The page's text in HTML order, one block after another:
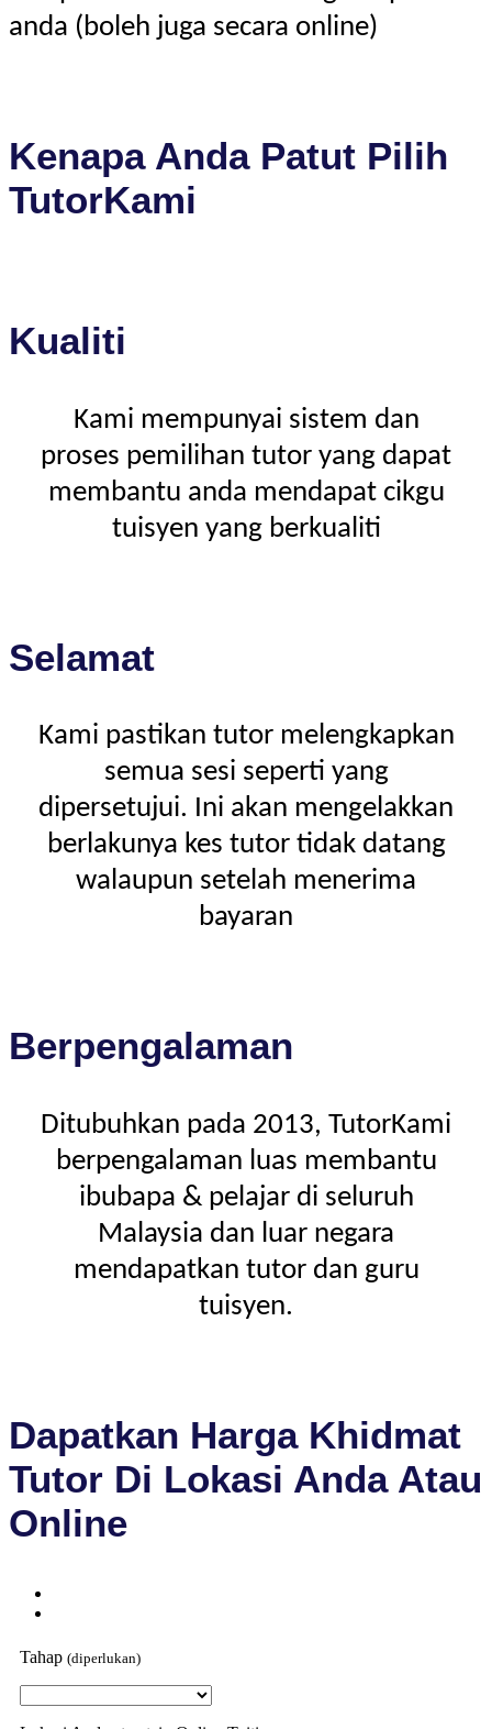
anda (boleh juga secara online)
Kenapa Anda Patut Pilih
TutorKami
Kualiti
Kami mempunyai sistem dan
proses pemilihan tutor yang dapat
membantu anda mendapat cikgu
tuisyen yang berkualiti
Selamat
Kami pastikan tutor melengkapkan
semua sesi seperti yang
dipersetujui. Ini akan mengelakkan
berlakunya kes tutor tidak datang
walaupun setelah menerima
bayaran
Berpengalaman
Ditubuhkan pada 2013, TutorKami
berpengalaman luas membantu
ibubapa & pelajar di seluruh
Malaysia dan luar negara
mendapatkan tutor dan guru
tuisyen.
Dapatkan Harga Khidmat
Tutor Di Lokasi Anda Atau
Online
Tahap (diperlukan)